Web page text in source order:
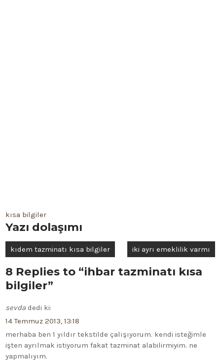
kısa bilgiler
Yazı dolaşımı
kıdem tazminatı kısa bilgiler iki ayrı emeklilik varmı
8 Replies to “ihbar tazminatı kısa
bilgiler”
sevda dedi ki:
14 Temmuz 2013, 13:18
merhaba ben 1 yıldır tekstilde çalışıyorum. kendi isteğimle
işten ayrılmak istiyorum fakat tazminat alabilirmiyim. ne
yapmalıyım.